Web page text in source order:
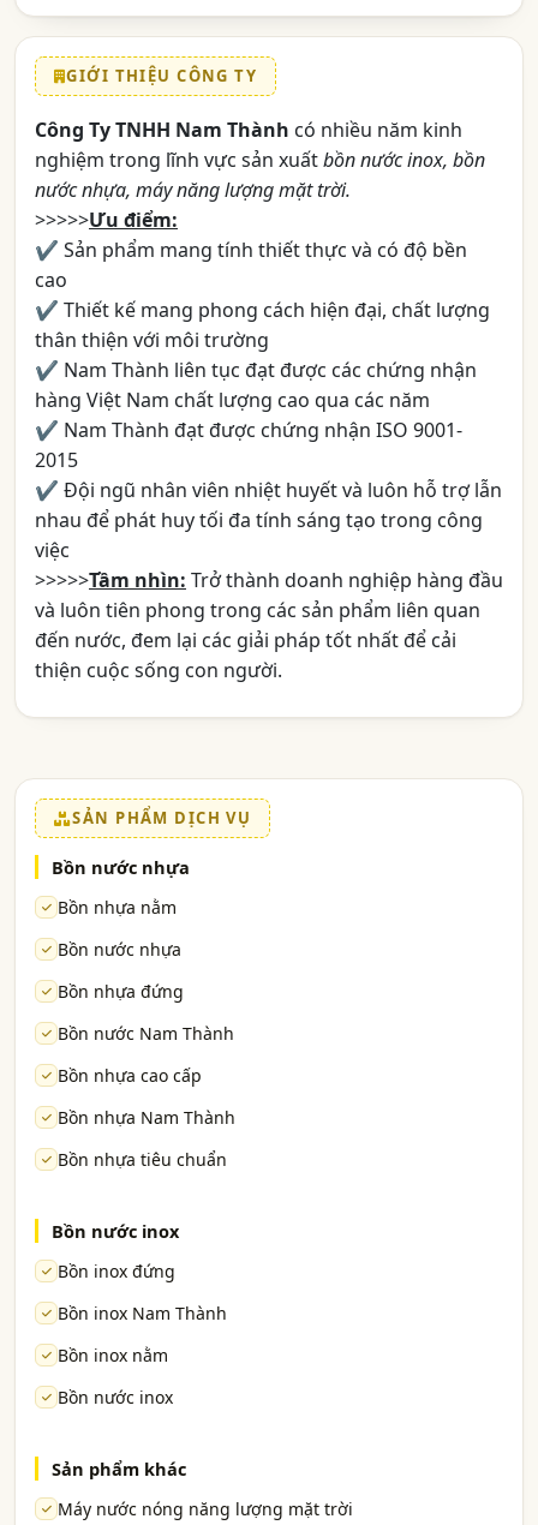
GIỚI THIỆU CÔNG TY
Công Ty TNHH Nam Thành có nhiều năm kinh
nghiệm trong lĩnh vực sản xuấtbồn nước inox, bồn
nước nhựa, máy năng lượng mặt trời.
>>>>>Ưu điểm:
✔ Sản phẩm mang tính thiết thực và có độ bền
cao
✔ Thiết kế mang phong cách hiện đại, chất lượng
thân thiện với môi trường
✔ Nam Thành liên tục đạt được các chứng nhận
hàng Việt Nam chất lượng cao qua các năm
✔ Nam Thành đạt được chứng nhận ISO 9001-
2015
✔ Đội ngũ nhân viên nhiệt huyết và luôn hỗ trợ lẫn
nhau để phát huy tối đa tính sáng tạo trong công
việc
>>>>>Tầm nhìn: Trở thành doanh nghiệp hàng đầu
và luôn tiên phong trong các sản phẩm liên quan
đến nước, đem lại các giải pháp tốt nhất để cải
thiện cuộc sống con người.
SẢN PHẨM DỊCH VỤ
Bồn nước nhựa
Bồn nhựa nằm
Bồn nước nhựa
Bồn nhựa đứng
Bồn nước Nam Thành
Bồn nhựa cao cấp
Bồn nhựa Nam Thành
Bồn nhựa tiêu chuẩn
Bồn nước inox
Bồn inox đứng
Bồn inox Nam Thành
Bồn inox nằm
Bồn nước inox
Sản phẩm khác
Máy nước nóng năng lượng mặt trời